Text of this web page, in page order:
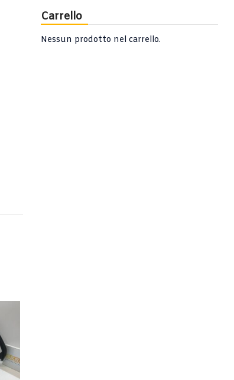
Carrello
Nessun prodotto nel carrello.